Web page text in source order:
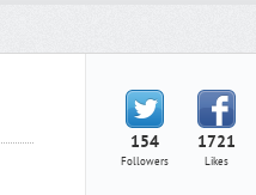
154
Followers
1721
Likes